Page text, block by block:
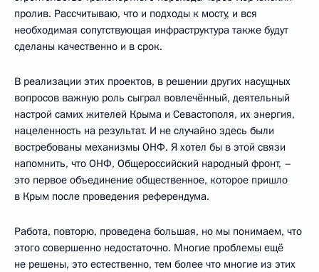
пролив. Рассчитываю, что и подходы к мосту, и вся
необходимая сопутствующая инфраструктура также будут
сделаны качественно и в срок.
В реализации этих проектов, в решении других насущных
вопросов важную роль сыграл вовлечённый, деятельный
настрой самих жителей Крыма и Севастополя, их энергия,
нацеленность на результат. И не случайно здесь были
востребованы механизмы ОНФ. Я хотел бы в этой связи
напомнить, что ОНФ, Общероссийский народный фронт, –
это первое объединение общественное, которое пришло
в Крым после проведения референдума.
Работа, повторю, проведена большая, но мы понимаем, что
этого совершенно недостаточно. Многие проблемы ещё
не решены, это естественно, тем более что многие из этих